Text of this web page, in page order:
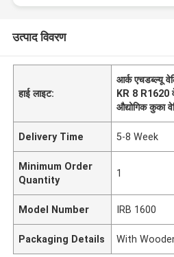
उत्पाद विवरण
हाई लाइट:
आर्क एचडब्ल्यू
KR 8 R1620
औद्योगिक कुका
Delivery Time 5-8 Week
Minimum Order
Quantity
1
Model Number IRB 1600
Packaging Details With